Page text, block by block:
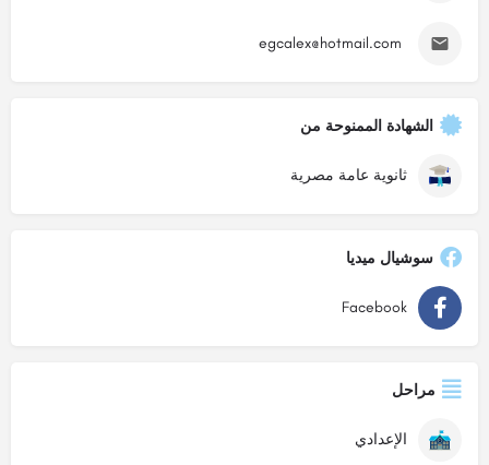
egcalex@hotmail.com
الشهادة الممنوحة من
ثانوية عامة مصرية
سوشيال ميديا
Facebook
مراحل
الإعدادي